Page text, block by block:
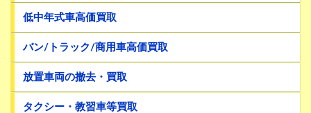
低中年式車高価買取
バン/トラック/商用車高価買取
放置車両の撤去・買取
タクシー・教習車等買取